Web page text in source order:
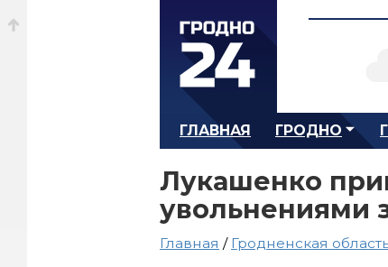
ГЛАВНАЯ ГРОДНО
Лукашенко
увольнениями
Главная / Гродненская